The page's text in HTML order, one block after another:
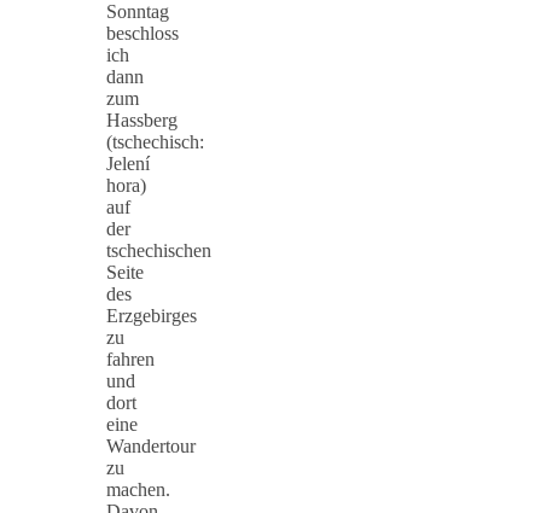
Sonntag
beschloss
ich
dann
zum
Hassberg
(tschechisch:
Jelení
hora)
auf
der
tschechischen
Seite
des
Erzgebirges
zu
fahren
und
dort
eine
Wandertour
zu
machen.